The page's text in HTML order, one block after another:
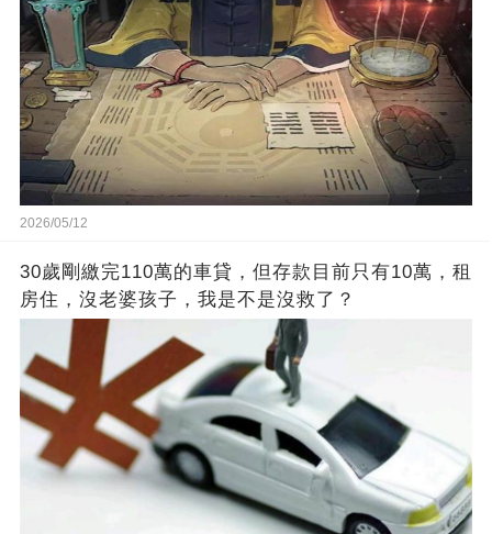
2026/05/12
30歲剛繳完110萬的車貸，但存款目前只有10萬，租
房住，沒老婆孩子，我是不是沒救了？